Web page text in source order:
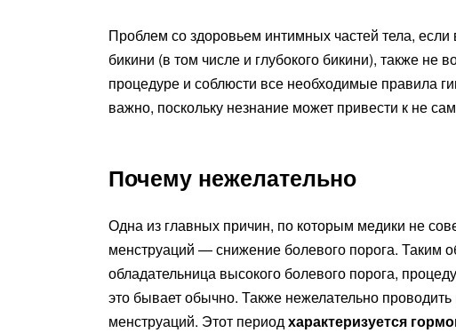
Проблем со здоровьем интимных частей тела,
бикини (в том числе и глубокого бикини), также не
процедуре и соблюсти все необходимые правила
важно, поскольку незнание может привести к не
Почему нежелательно
Одна из главных причин, по которым медики не
менструаций — снижение болевого порога. Таким
обладательница высокого болевого порога,
это бывает обычно. Также нежелательно
менструаций. Этот периодхарактеризуется